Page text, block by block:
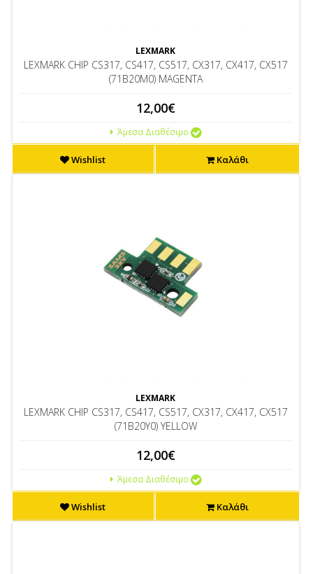
LEXMARK
LEXMARK CHIP CS317, CS417, CS517, CX317, CX417, CX517
(71B20M0) MAGENTA
12,00€
Άμεσα Διαθέσιμο
Wishlist Καλάθι
LEXMARK
LEXMARK CHIP CS317, CS417, CS517, CX317, CX417, CX517
(71B20Y0) YELLOW
12,00€
Άμεσα Διαθέσιμο
Wishlist Καλάθι